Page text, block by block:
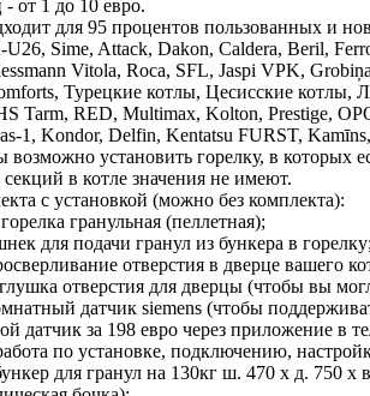
от 1 до 10 евро.
для 95 процентов пользованных и
Sime, Attack, Dakon, Caldera, Beril,
Vitola, Roca, SFL, Jaspi VPK,
Турецкие котлы, Цесисские
Tarm, RED, Multimax, Kolton, Prestige,
1, Kondor, Delfin, Kentatsu FURST,
возможно установить горелку, в
в котле значения не имеют.
с установкой (можно без комплекта):
гранульная (пеллетная);
для подачи гранул из бункера в
отверстия в дверце вашего
отверстия для дверцы (чтобы вы
датчик siemens (чтобы
датчик за 198 евро через приложение в
по установке, подключению,
для гранул на 130кг ш. 470 х д. 750 х